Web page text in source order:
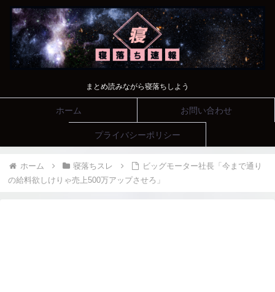
まとめ読みながら寝落ちしよう
ホーム お問い合わせ
プライバシーポリシー
ホーム 寝落ちスレ
ビッグモーター社長「今まで通り
の給料欲しけりゃ売上500万アップさせろ」